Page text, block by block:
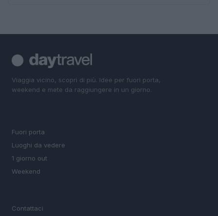
Viaggia vicino, scopri di più. Idee per fuori porta,
weekend e mete da raggiungere in un giorno.
Fuori porta
Luoghi da vedere
1 giorno out
Weekend
Contattaci